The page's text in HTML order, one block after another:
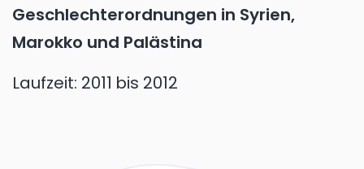
Geschlechterordnungen in Syrien,
Marokko und Palästina
Laufzeit: 2011 bis 2012